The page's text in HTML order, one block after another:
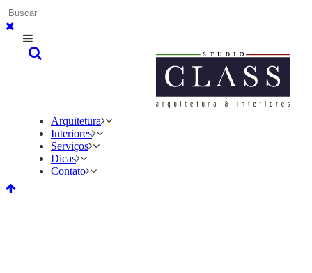
Arquitetura
Interiores
Serviços
Dicas
Contato